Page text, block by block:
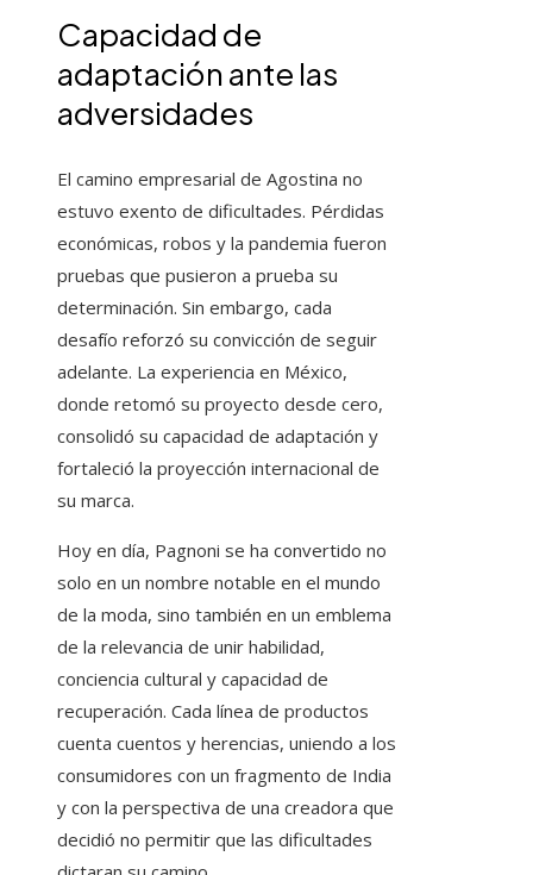
Capacidad de
adaptación ante las
adversidades
El camino empresarial de Agostina no
estuvo exento de dificultades. Pérdidas
económicas, robos y la pandemia fueron
pruebas que pusieron a prueba su
determinación. Sin embargo, cada
desafío reforzó su convicción de seguir
adelante. La experiencia en México,
donde retomó su proyecto desde cero,
consolidó su capacidad de adaptación y
fortaleció la proyección internacional de
su marca.
Hoy en día, Pagnoni se ha convertido no
solo en un nombre notable en el mundo
de la moda, sino también en un emblema
de la relevancia de unir habilidad,
conciencia cultural y capacidad de
recuperación. Cada línea de productos
cuenta cuentos y herencias, uniendo a los
consumidores con un fragmento de India
y con la perspectiva de una creadora que
decidió no permitir que las dificultades